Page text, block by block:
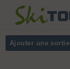
Ajouter une sortie